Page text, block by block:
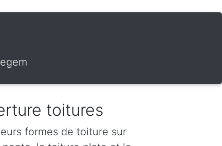
toitures
formes de toiture sur